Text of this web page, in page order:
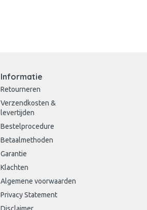
Informatie
Retourneren
Verzendkosten &
levertijden
Bestelprocedure
Betaalmethoden
Garantie
Klachten
Algemene voorwaarden
Privacy Statement